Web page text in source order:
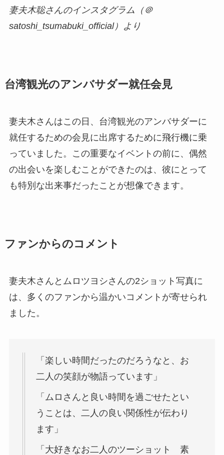
妻夫木聡さんのインスタグラム（＠
satoshi_tsumabuki_official）より
台湾観光のアンバサダー就任会見
妻夫木さんはこの日、台湾観光のアンバサダーに
就任するための会見に出席するために飛行機に乗
っていました。この重要なイベントの前に、偶然
の出会いを楽しむことができたのは、彼にとって
も特別な出来事だったことが想像できます。
ファンからのコメント
妻夫木さんとムロツヨシさんの2ショット写真に
は、多くのファンから温かいコメントが寄せられ
ました。
「楽しい時間だったのだろうなと、お
二人の笑顔が物語っています」
「ムロさんと良い時間を過ごせたとい
うことは、二人の良い関係性が伝わり
ます」
「大好きなお二人のツーショット 素